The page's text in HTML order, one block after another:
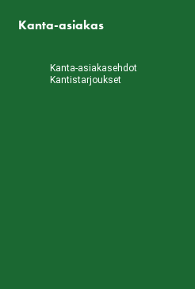
Kanta-asiakas
Kanta-asiakasehdot
Kantistarjoukset